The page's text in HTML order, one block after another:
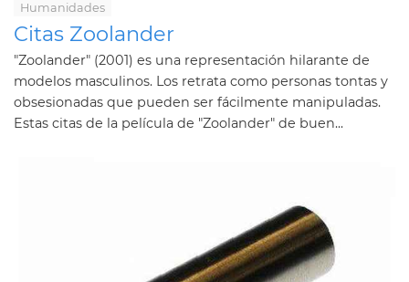
Humanidades
Citas Zoolander
"Zoolander" (2001) es una representación hilarante de
modelos masculinos. Los retrata como personas tontas y
obsesionadas que pueden ser fácilmente manipuladas.
Estas citas de la película de "Zoolander" de buen...